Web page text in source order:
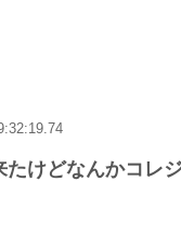
たけどなんかコレ